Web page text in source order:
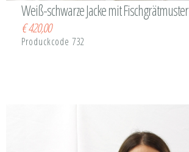
Weiß-schwarze Jacke mit Fischgrätmuster
€420,00
Produckcode 732